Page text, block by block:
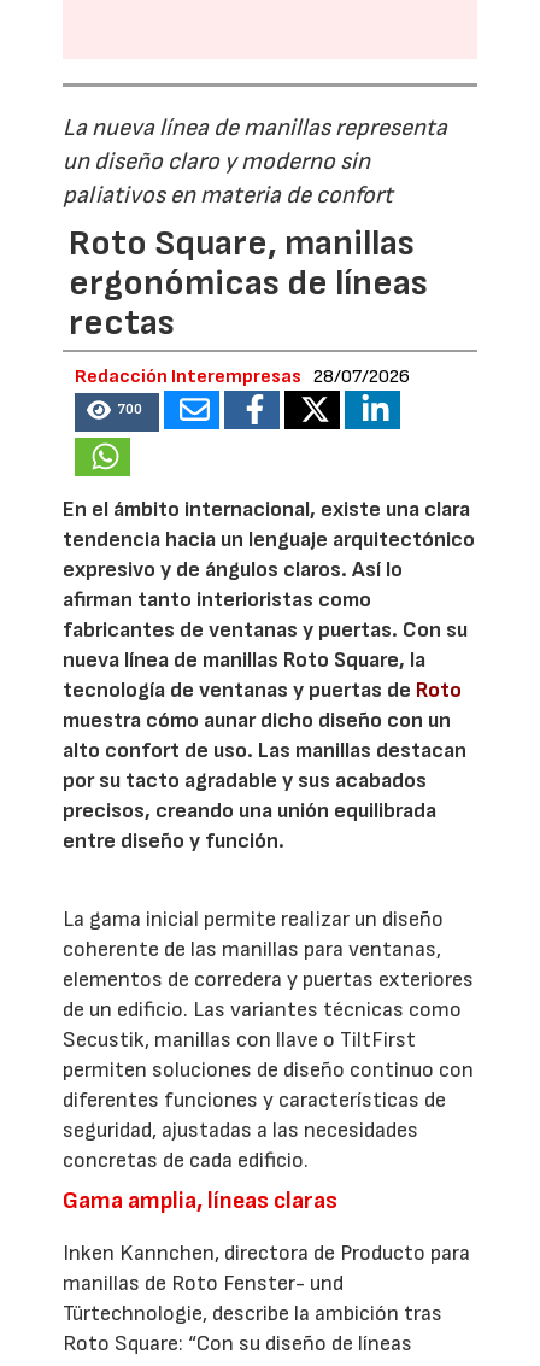
La nueva línea de manillas representa
un diseño claro y moderno sin
paliativos en materia de confort
Roto Square, manillas
ergonómicas de líneas
rectas
Redacción Interempresas 28/07/2026
700
En el ámbito internacional, existe una clara
tendencia hacia un lenguaje arquitectónico
expresivo y de ángulos claros. Así lo
afirman tanto interioristas como
fabricantes de ventanas y puertas. Con su
nueva línea de manillas Roto Square, la
tecnología de ventanas y puertas de Roto
muestra cómo aunar dicho diseño con un
alto confort de uso. Las manillas destacan
por su tacto agradable y sus acabados
precisos, creando una unión equilibrada
entre diseño y función.
La gama inicial permite realizar un diseño
coherente de las manillas para ventanas,
elementos de corredera y puertas exteriores
de un edificio. Las variantes técnicas como
Secustik, manillas con llave o TiltFirst
permiten soluciones de diseño continuo con
diferentes funciones y características de
seguridad, ajustadas a las necesidades
concretas de cada edificio.
Gama amplia, líneas claras
Inken Kannchen, directora de Producto para
manillas de Roto Fenster- und
Türtechnologie, describe la ambición tras
Roto Square: “Con su diseño de líneas